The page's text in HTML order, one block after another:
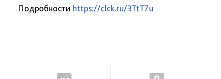
Подробности https://clck.ru/3TtT7u